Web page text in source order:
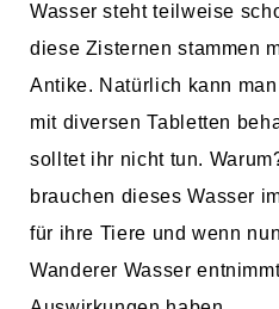
Wasser steht teilweise
diese Zisternen stammen
Antike. Natürlich kann
mit diversen Tabletten
solltet ihr nicht tun.
brauchen dieses Wasser
für ihre Tiere und wenn
Wanderer Wasser